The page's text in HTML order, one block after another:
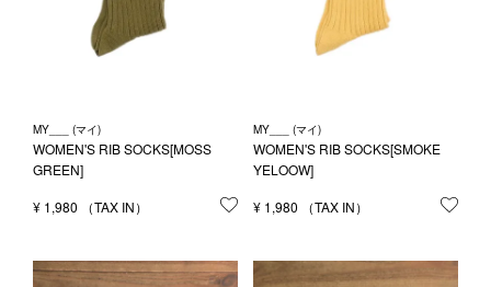
MY___ (マイ)
WOMEN'S RIB SOCKS[MOSS
GREEN]
¥ 1,980 お気に入りに登録する
MY___ (マイ)
WOMEN'S RIB SOCKS[SMOKE
YELOOW]
¥ 1,980